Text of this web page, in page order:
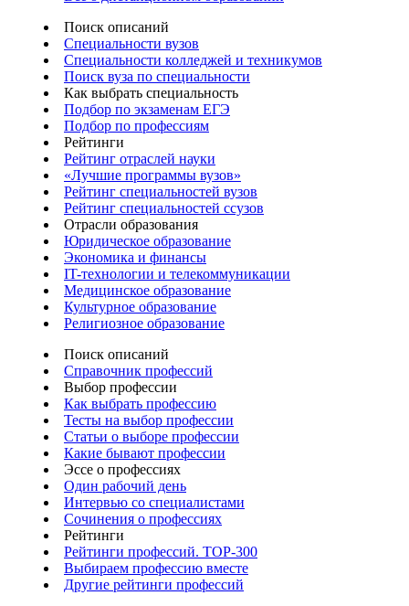
Поиск описаний
Специальности вузов
Специальности колледжей и техникумов
Поиск вуза по специальности
Как выбрать специальность
Подбор по экзаменам ЕГЭ
Подбор по профессиям
Рейтинги
Рейтинг отраслей науки
«Лучшие программы вузов»
Рейтинг специальностей вузов
Рейтинг специальностей ссузов
Отрасли образования
Юридическое образование
Экономика и финансы
IT-технологии и телекоммуникации
Медицинское образование
Культурное образование
Религиозное образование
Поиск описаний
Справочник профессий
Выбор профессии
Как выбрать профессию
Тесты на выбор профессии
Статьи о выборе профессии
Какие бывают профессии
Эссе о профессиях
Один рабочий день
Интервью со специалистами
Сочинения о профессиях
Рейтинги
Рейтинги профессий. TOP-300
Выбираем профессию вместе
Другие рейтинги профессий